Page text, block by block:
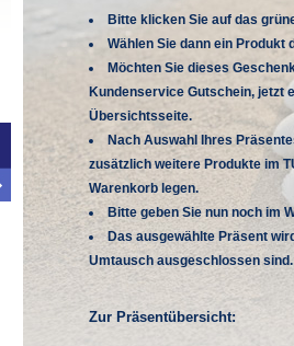
Bitte klicken Sie auf das
Wählen Sie dann ein Produkt
Möchten Sie dieses
Kundenservice Gutschein, jetzt
Übersichtsseite.
Nach Auswahl Ihres
zusätzlich weitere Produkte im
Warenkorb legen.
Bitte geben Sie nun noch im
Das ausgewählte Präsent
Umtausch ausgeschlossen sind.
Zur Präsentübersicht: